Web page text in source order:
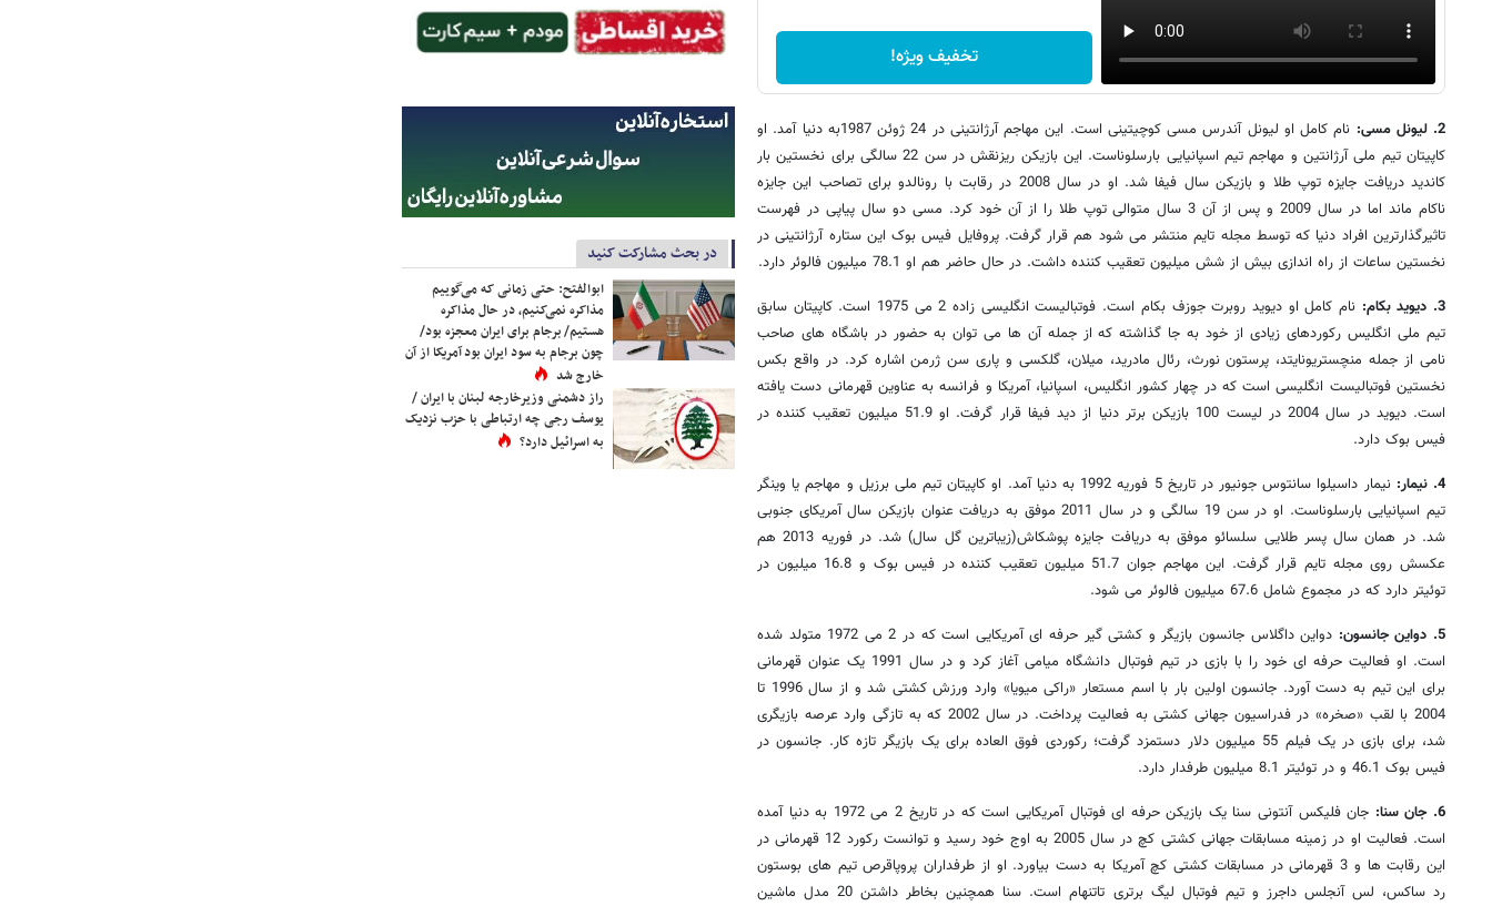
تخفیف ویژه!
2. لیونل مسی:
نام کامل او لیونل آندرس مسی کوچیتینی است. این مهاجم آرژانتینی در 24 ژوئن 1987به دنیا آمد. او
کاپیتان تیم ملی آرژانتین و مهاجم تیم اسپانیایی بارسلوناست. این بازیکن ریزنقش در سن 22 سالگی برای نخستین بار
کاندید دریافت جایزه توپ طلا و بازیکن سال فیفا شد. او در سال 2008 در رقابت با رونالدو برای تصاحب این جایزه
ناکام ماند اما در سال 2009 و پس از آن 3 سال متوالی توپ طلا را از آن خود کرد. مسی دو سال پیاپی در فهرست
تاثیرگذارترین افراد دنیا که توسط مجله تایم منتشر می شود هم قرار گرفت. پروفایل فیس بوک این ستاره آرژانتینی در
نخستین ساعات از راه اندازی بیش از شش میلیون تعقیب کننده داشت. در حال حاضر هم او 78.1 میلیون فالوئر دارد.
3. دیوید بکام:
نام کامل او دیوید روبرت جوزف بکام است. فوتبالیست انگلیسی زاده 2 می 1975 است. کاپیتان سابق
تیم ملی انگلیس رکوردهای زیادی از خود به جا گذاشته که از جمله آن ها می توان به حضور در باشگاه های صاحب
نامی از جمله منچستریونایتد، پرستون نورث، رئال مادرید، میلان، گلکسی و پاری سن ژرمن اشاره کرد. در واقع بکس
نخستین فوتبالیست انگلیسی است که در چهار کشور انگلیس، اسپانیا، آمریکا و فرانسه به عناوین قهرمانی دست یافته
است. دیوید در سال 2004 در لیست 100 بازیکن برتر دنیا از دید فیفا قرار گرفت. او 51.9 میلیون تعقیب کننده در
فیس بوک دارد.
4. نیمار:
نیمار داسیلوا سانتوس جونیور در تاریخ 5 فوریه 1992 به دنیا آمد. او کاپیتان تیم ملی برزیل و مهاجم یا وینگر
تیم اسپانیایی بارسلوناست. او در سن 19 سالگی و در سال 2011 موفق به دریافت عنوان بازیکن سال آمریکای جنوبی
شد. در همان سال پسر طلایی سلسائو موفق به دریافت جایزه پوشکاش(زیباترین گل سال) شد. در فوریه 2013 هم
عکسش روی مجله تایم قرار گرفت. این مهاجم جوان 51.7 میلیون تعقیب کننده در فیس بوک و 16.8 میلیون در
توئیتر دارد که در مجموع شامل 67.6 میلیون فالوئر می شود.
5. دواین جانسون:
دواین داگلاس جانسون بازیگر و کشتی گیر حرفه ای آمریکایی است که در 2 می 1972 متولد شده
است. او فعالیت حرفه ای خود را با بازی در تیم فوتبال دانشگاه میامی آغاز کرد و در سال 1991 یک عنوان قهرمانی
برای این تیم به دست آورد. جانسون اولین بار با اسم مستعار «راکی میویا» وارد ورزش کشتی شد و از سال 1996 تا
2004 با لقب «صخره» در فدراسیون جهانی کشتی به فعالیت پرداخت. در سال 2002 که به تازگی وارد عرصه بازیگری
شد، برای بازی در یک فیلم 55 میلیون دلار دستمزد گرفت؛ رکوردی فوق العاده برای یک بازیگر تازه کار. جانسون در
فیس بوک 46.1 و در توئیتر 8.1 میلیون طرفدار دارد.
6. جان سنا:
جان فلیکس آنتونی سنا یک بازیکن حرفه ای فوتبال آمریکایی است که در تاریخ 2 می 1972 به دنیا آمده
است. فعالیت او در زمینه مسابقات جهانی کشتی کچ در سال 2005 به اوج خود رسید و توانست رکورد 12 قهرمانی در
این رقابت ها و 3 قهرمانی در مسابقات کشتی کچ آمریکا به دست بیاورد. او از طرفداران پروپاقرص تیم های بوستون
رد ساکس، لس آنجلس داجرز و تیم فوتبال لیگ برتری تاتنهام است. سنا همچنین بخاطر داشتن 20 مدل ماشین
در بحث مشارکت کنید
ابوالفتح: حتی زمانی که می‌گوییم
مذاکره نمی‌کنیم، در حال مذاکره
هستیم/ برجام برای ایران معجزه بود/
چون برجام به سود ایران بود آمریکا از آن
خارج شد
راز دشمنی وزیرخارجه لبنان با ایران /
یوسف رجی چه ارتباطی با حزب نزدیک
به اسرائیل دارد؟